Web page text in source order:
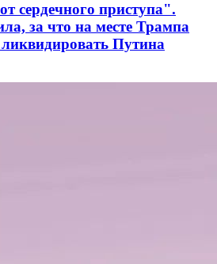
сердечного приступа".
за что на месте Трампа
Путина